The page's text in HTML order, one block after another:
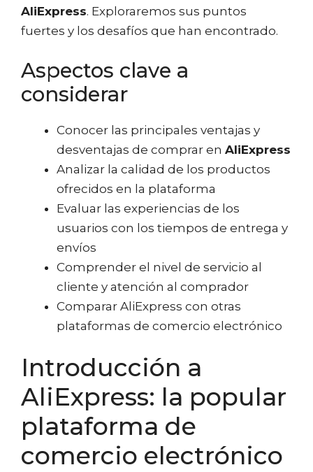
AliExpress. Exploraremos sus puntos
fuertes y los desafíos que han encontrado.
Aspectos clave a
considerar
Conocer las principales ventajas y
desventajas de comprar en AliExpress
Analizar la calidad de los productos
ofrecidos en la plataforma
Evaluar las experiencias de los
usuarios con los tiempos de entrega y
envíos
Comprender el nivel de servicio al
cliente y atención al comprador
Comparar AliExpress con otras
plataformas de comercio electrónico
Introducción a
AliExpress: la popular
plataforma de
comercio electrónico